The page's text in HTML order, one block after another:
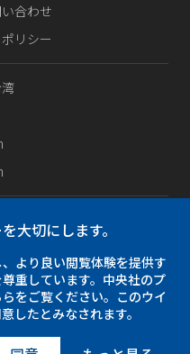
合わせ
リシー
大切にします。
より良い閲覧体験を提供す
重しています。中央社のプ
をご覧ください。このウイ
したとみなされます。